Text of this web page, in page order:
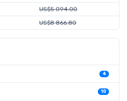
US$5 094.00
US$8 866.80
4
10